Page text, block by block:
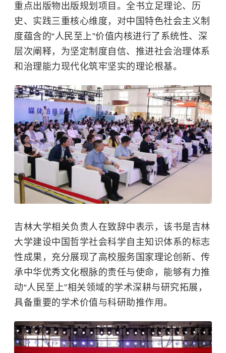
重点出版物出版规划项目。全书立足理论、历
史、实践三重核心维度，对中国特色社会主义制
度蕴含的“人民至上”价值内核进行了系统性、深
层次阐释，为坚定制度自信、推进社会治理体系
和治理能力现代化筑牢坚实的理论根基。
吉林大学相关负责人在致辞中表示，该书是吉林
大学建设中国哲学社会科学自主知识体系的标志
性成果，充分展现了高校服务国家理论创新、传
承中华优秀文化根脉的责任与使命，能够有力推
动“人民至上”相关领域的学术深耕与研究拓展，
具备重要的学术价值与科研助推作用。